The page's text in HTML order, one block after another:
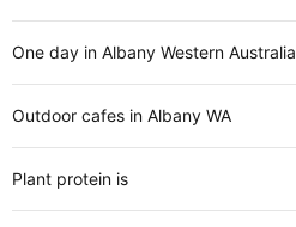
One day in Albany Western Australia
Outdoor cafes in Albany WA
Plant protein is